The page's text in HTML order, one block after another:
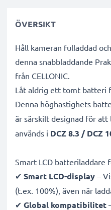
ÖVERSIKT
Håll kameran fulladdad
denna snabbladdande
från CELLONIC.
Låt aldrig ett tomt batteri
Denna höghastighets
är särskilt designad för att
används i DCZ 8.3 / DCZ
Smart LCD batteriladdare
✔ Smart LCD-display –
(t.ex. 100%), även när
✔ Global kompatibilitet